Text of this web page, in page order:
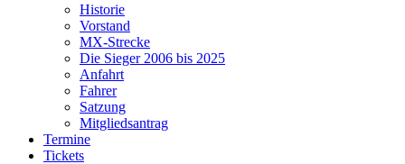
Historie
Vorstand
MX-Strecke
Die Sieger 2006 bis 2025
Anfahrt
Fahrer
Satzung
Mitgliedsantrag
Termine
Tickets